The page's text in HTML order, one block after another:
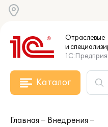
Отраслевые
и
Каталог
Главная
Внедрения